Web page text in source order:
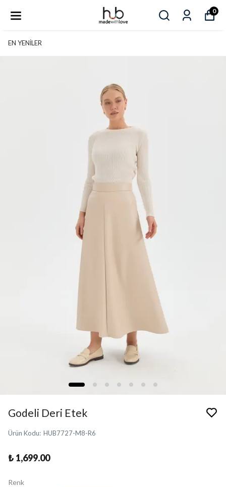
0
EN YENİLER
Godeli Deri Etek
Ürün Kodu: HUB7727-M8-R6
₺ 1,699.00
Renk